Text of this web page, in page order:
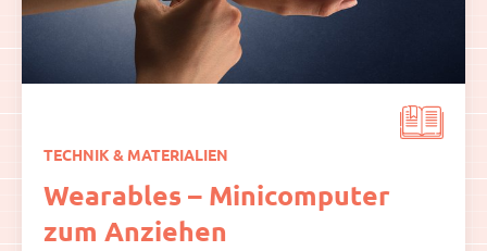
TECHNIK & MATERIALIEN
Wearables – Minicomputer
zum Anziehen